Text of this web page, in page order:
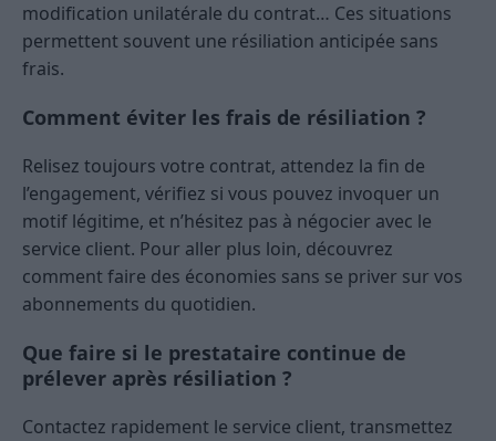
modification unilatérale du contrat… Ces situations
permettent souvent une résiliation anticipée sans
frais.
Comment éviter les frais de résiliation ?
Relisez toujours votre contrat, attendez la fin de
l’engagement, vérifiez si vous pouvez invoquer un
motif légitime, et n’hésitez pas à négocier avec le
service client. Pour aller plus loin, découvrez
comment faire des économies sans se priver sur vos
abonnements du quotidien.
Que faire si le prestataire continue de
prélever après résiliation ?
Contactez rapidement le service client, transmettez